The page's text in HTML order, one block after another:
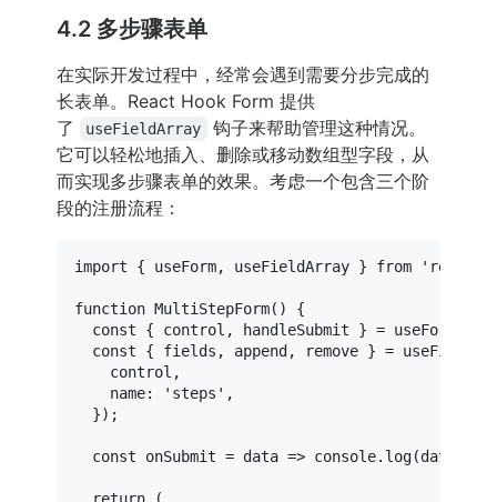
4.2 多步骤表单
在实际开发过程中，经常会遇到需要分步完成的
长表单。React Hook Form 提供
了
useFieldArray
钩子来帮助管理这种情况。
它可以轻松地插入、删除或移动数组型字段，从
而实现多步骤表单的效果。考虑一个包含三个阶
段的注册流程：
import { useForm, useFieldArray } from 'react-
function MultiStepForm( ) {
const { control, handleSubmit } = useForm
const { fields, append, remove } =
    control,
name: 'steps' ,
  });
const onSubmit = data => console. log(data);